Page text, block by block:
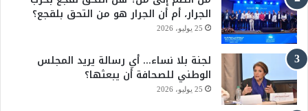
e
الجرار، أم أن الجرار هو من التحق بلقجع؟
25 يوليو، 2026
لجنة بلا نساء… أي رسالة يريد المجلس
الوطني للصحافة أن يبعثها؟
25 يوليو، 2026